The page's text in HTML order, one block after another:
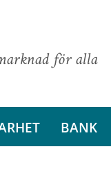
för alla
BANK